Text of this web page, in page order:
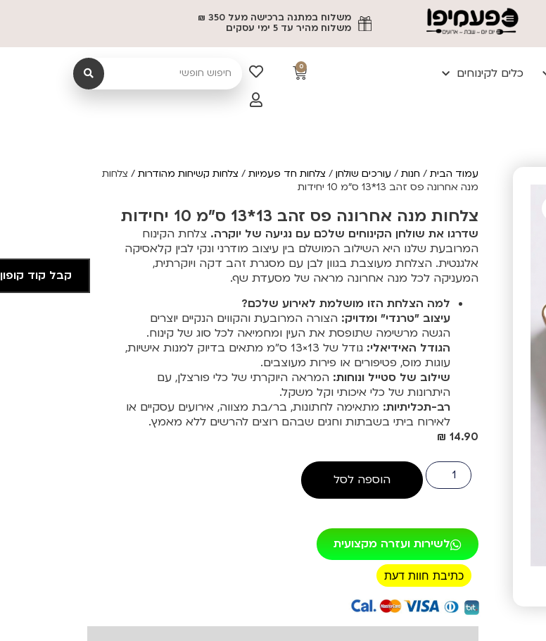
משלוח במתנה ברכישה מעל 350 ₪
משלוח מהיר עד 5 ימי עסקים
כלים לקינוחים
0
עמוד הבית/ חנות/ עורכים שולחן/ צלחות חד פעמיות/ צלחות קשיחות מהודרות/ צלחות
מנה אחרונה פס זהב 13*13 ס"מ 10 יחידות
צלחות מנה אחרונה פס זהב 13*13 ס"מ 10 יחידות
שדרגו את שולחן הקינוחים שלכם עם נגיעה של יוקרה. צלחת הקינוח
המרובעת שלנו היא השילוב המושלם בין עיצוב מודרני ונקי לבין קלאסיקה
אלגנטית. הצלחת מעוצבת בגוון לבן עם מסגרת זהב דקה ויוקרתית,
המעניקה לכל מנה אחרונה מראה של מסעדת שף.
למה הצלחת הזו מושלמת לאירוע שלכם?
עיצוב "טרנדי" ומדויק: הצורה המרובעת והקווים הנקיים יוצרים
הגשה מרשימה שתופסת את העין ומחמיאה לכל סוג של קינוח.
הגודל האידיאלי:
גודל של 13×13 ס"מ מתאים בדיוק למנות אישיות,
עוגות מוס, פטיפורים או פירות מעוצבים.
שילוב של סטייל ונוחות: המראה היוקרתי של כלי פורצלן, עם
היתרונות של כלי איכותי וקל משקל.
רב-תכליתיות: מתאימה לחתונות, בר/בת מצווה, אירועים עסקיים או
לאירוח ביתי בשבתות וחגים שבהם רוצים להרשים ללא מאמץ.
₪ 14.90
הוספה לסל
לשירות ועזרה מקצועית
כתיבת חוות דעת
רכישה מאובטחת!
קבל קוד